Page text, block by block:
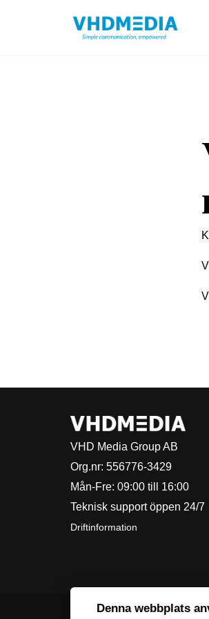
VHD Media Group AB
Org.nr: 556776-3429
Mån-Fre: 09:00 till 16:00
Teknisk support öppen 24/7
Driftinformation
Denna webbplats